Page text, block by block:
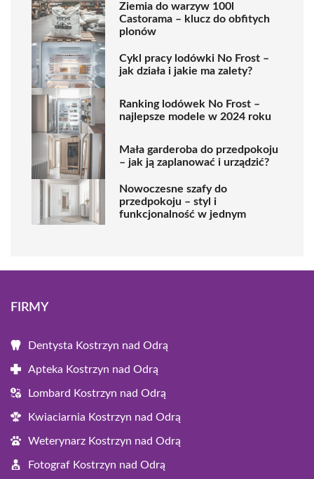
Ziemia do warzyw 100l
Castorama – klucz do obfitych
plonów
Cykl pracy lodówki No Frost –
jak działa i jakie ma zalety?
Ranking lodówek No Frost –
najlepsze modele w 2024 roku
Mała garderoba do przedpokoju
– jak ją zaplanować i urządzić?
Nowoczesne szafy do
przedpokoju – styl i
funkcjonalność w jednym
FIRMY
Dentysta Kostrzyn nad Odrą
Apteka Kostrzyn nad Odrą
Lombard Kostrzyn nad Odrą
Kwiaciarnia Kostrzyn nad Odrą
Weterynarz Kostrzyn nad Odrą
Fotograf Kostrzyn nad Odrą